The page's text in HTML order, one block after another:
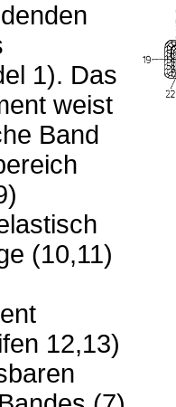
1). Das
weist
Band
(10,11)
12,13)